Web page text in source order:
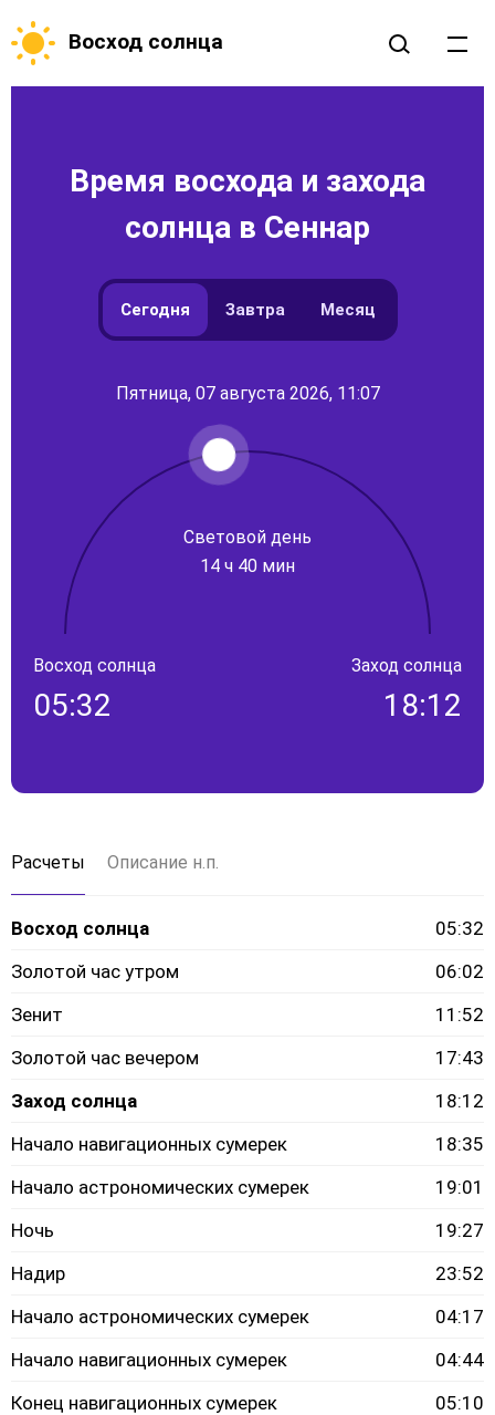
Восход солнца
Время восхода и захода
солнца в Сеннар
Сегодня Завтра Месяц
Пятница, 07 августа 2026, 11:07
Световой день
14 ч 40 мин
Восход солнца
05:32
Заход солнца
18:12
Расчеты Описание н.п.
Восход солнца
05:32
Золотой час утром
06:02
Зенит
11:52
Золотой час вечером
17:43
Заход солнца
18:12
Начало навигационных сумерек
18:35
Начало астрономических сумерек
19:01
Ночь
19:27
Надир
23:52
Начало астрономических сумерек
04:17
Начало навигационных сумерек
04:44
Конец навигационных сумерек
05:10